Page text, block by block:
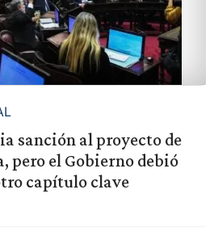
sanción al proyecto de
pero el Gobierno debió
capítulo clave